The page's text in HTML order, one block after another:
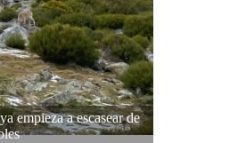
empieza a escasear de